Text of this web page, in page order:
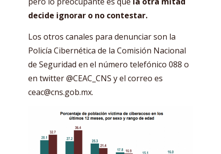
decide ignorar o no contestar.
Los otros canales para denunciar son la
Policía Cibernética de la Comisión Nacional
de Seguridad en el número telefónico 088 o
en twitter @CEAC_CNS y el correo es
ceac@cns.gob.mx.